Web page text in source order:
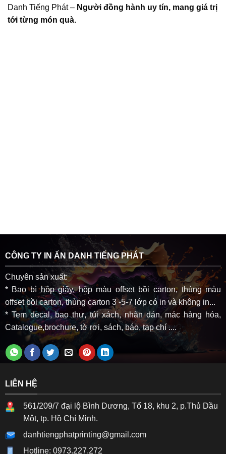
Danh Tiếng Phát – Người đồng hành uy tín, mang giá trị
tới từng món quà.
CÔNG TY IN ẤN DANH TIẾNG PHÁT
Chuyên sản xuất:
* Bao bì hộp giấy, hộp màu offset bồi carton, thùng màu
offset bồi carton, thùng carton 3 -5-7 lớp có in và không in...
* Tem decal, bao thư, túi xách, nhãn dán, mác hàng hóa,
Catalogue,brochure, tờ rơi, sách, báo, tạp chí ....
LIÊN HỆ
561/209/7 đại lộ Bình Dương, Tổ 18, khu 2, p.Thủ Dầu
Một, tp. Hồ Chí Minh.
danhtiengphatprinting@gmail.com
Hotline: 0973.227.272